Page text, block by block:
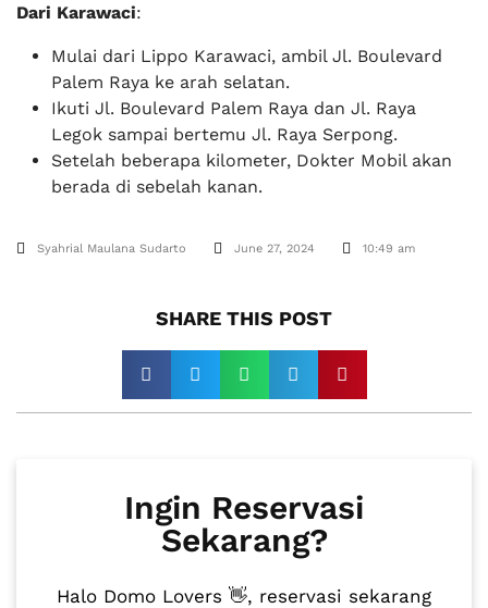
Dari Karawaci:
Mulai dari Lippo Karawaci, ambil Jl. Boulevard
Palem Raya ke arah selatan.
Ikuti Jl. Boulevard Palem Raya dan Jl. Raya
Legok sampai bertemu Jl. Raya Serpong.
Setelah beberapa kilometer, Dokter Mobil akan
berada di sebelah kanan.
Syahrial Maulana Sudarto June 27, 2024 10:49 am
SHARE THIS POST​
Ingin Reservasi
Sekarang?
Halo Domo Lovers 👋, reservasi sekarang